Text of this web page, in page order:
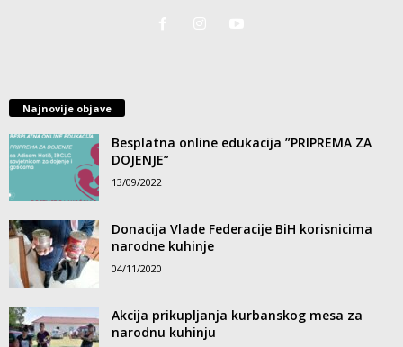
Najnovije objave
Besplatna online edukacija ”PRIPREMA ZA
DOJENJE”
13/09/2022
Donacija Vlade Federacije BiH korisnicima
narodne kuhinje
04/11/2020
Akcija prikupljanja kurbanskog mesa za
narodnu kuhinju